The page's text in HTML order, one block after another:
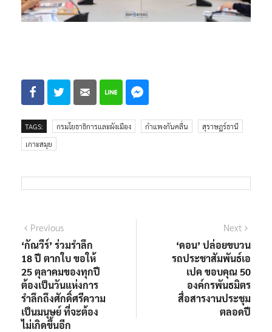
TAGS: กรมโยธาธิการและผังเมือง กำแพงกันคลื่น
สุราษฎร์ธานี
เกาะสมุย
แนะแนว
เรื่อง
PreviousPrevious
post:
‘กัณวีร์’ ร่วมรำลึก
18 ปี ตากใบ ขอให้
25 ตุลาคมของทุกปี
ต้องเป็นวันแห่งการ
รำลึกถึงศักดิ์ศรีความ
เป็นมนุษย์ ที่จะต้อง
ไม่เกิดขึ้นอีก
Next
post:
‘ดอน’ ปล่อยขบวน
รถประชาสัมพันธ์เอ
เปค ขอบคุณ 50
องค์กรพันธมิตร
สื่อสารงานประชุม
ตลอดปี